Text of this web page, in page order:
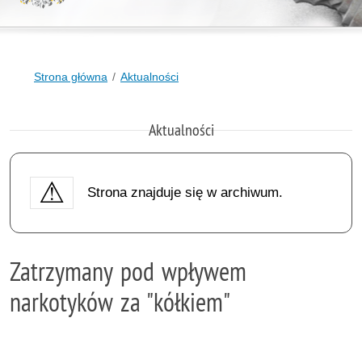
Strona główna Aktualności
Aktualności
Strona znajduje się w archiwum.
Zatrzymany pod wpływem
narkotyków za "kółkiem"